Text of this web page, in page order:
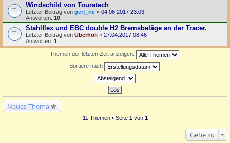
Windschild von Touratech
Letzter Beitrag von gert_rie « 04.06.2017 23:03
Antworten: 10
Stahlflex und EBC double H2 Bremsbeläge an der Tracer.
Letzter Beitrag von Überholi « 27.04.2017 08:46
Antworten: 1
Themen der letzten Zeit anzeigen:
Sortiere nach
Neues Thema
11 Themen • Seite 1von 1
Gehe zu